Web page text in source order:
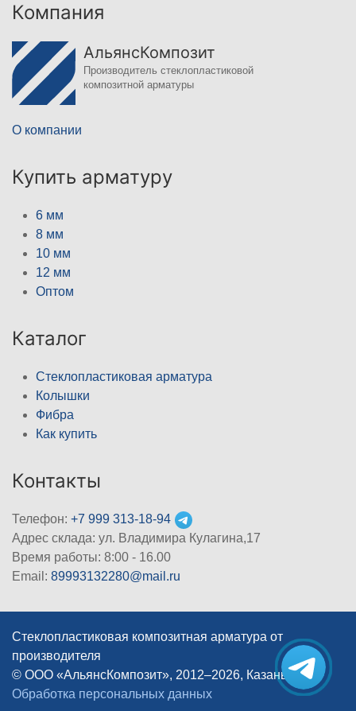
Компания
АльянсКомпозит
Производитель стеклопластиковой
композитной арматуры
О компании
Купить арматуру
6 мм
8 мм
10 мм
12 мм
Оптом
Каталог
Стеклопластиковая арматура
Колышки
Фибра
Как купить
Контакты
Телефон: +7 999 313-18-94
Адрес склада: ул. Владимира Кулагина,17
Время работы: 8:00 - 16.00
Email: 89993132280@mail.ru
Стеклопластиковая композитная арматура от
производителя
© ООО «АльянсКомпозит», 2012–2026, Казань
|
Обработка персональных данных